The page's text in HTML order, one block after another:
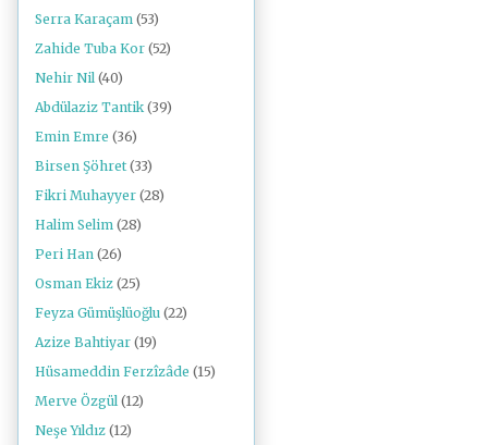
Serra Karaçam (53)
Zahide Tuba Kor (52)
Nehir Nil (40)
Abdülaziz Tantik (39)
Emin Emre (36)
Birsen Şöhret (33)
Fikri Muhayyer (28)
Halim Selim (28)
Peri Han (26)
Osman Ekiz (25)
Feyza Gümüşlüoğlu (22)
Azize Bahtiyar (19)
Hüsameddin Ferzîzâde (15)
Merve Özgül (12)
Neşe Yıldız (12)